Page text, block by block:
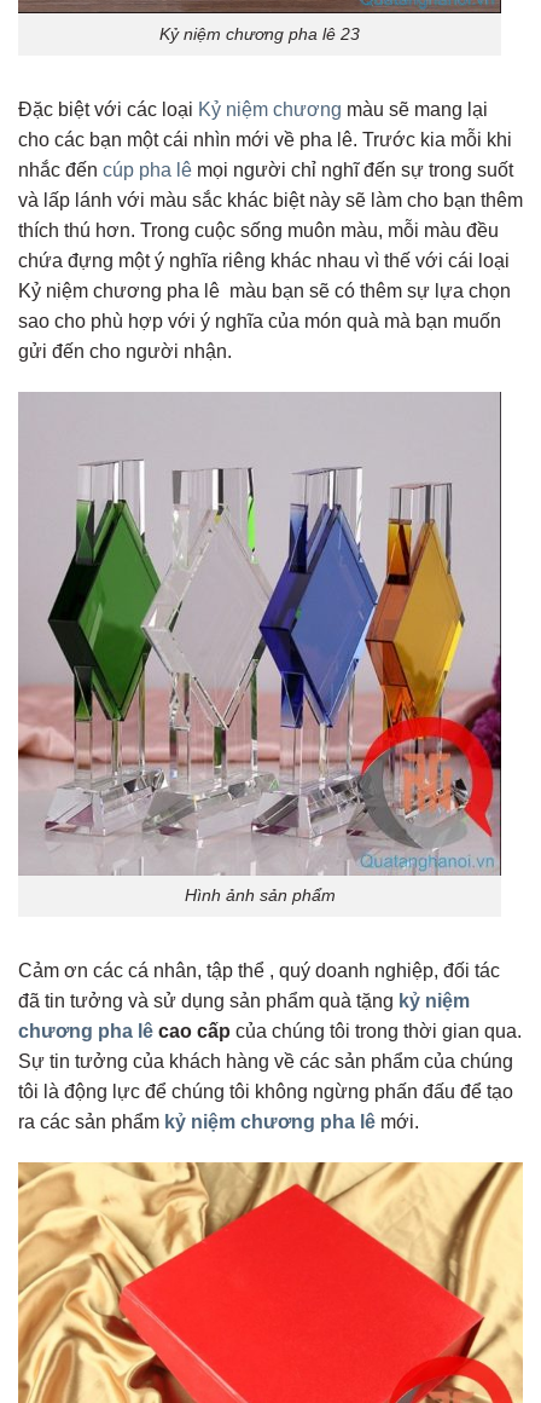
Kỷ niệm chương pha lê 23
Đặc biệt với các loại Kỷ niệm chương màu sẽ mang lại
cho các bạn một cái nhìn mới về pha lê. Trước kia mỗi khi
nhắc đến cúp pha lê mọi người chỉ nghĩ đến sự trong suốt
và lấp lánh với màu sắc khác biệt này sẽ làm cho bạn thêm
thích thú hơn. Trong cuộc sống muôn màu, mỗi màu đều
chứa đựng một ý nghĩa riêng khác nhau vì thế với cái loại
Kỷ niệm chương pha lê màu bạn sẽ có thêm sự lựa chọn
sao cho phù hợp với ý nghĩa của món quà mà bạn muốn
gửi đến cho người nhận.
Hình ảnh sản phẩm
Cảm ơn các cá nhân, tập thể , quý doanh nghiệp, đối tác
đã tin tưởng và sử dụng sản phẩm quà tặng kỷ niệm
chương pha lê cao cấp của chúng tôi trong thời gian qua.
Sự tin tưởng của khách hàng về các sản phẩm của chúng
tôi là động lực để chúng tôi không ngừng phấn đấu để tạo
ra các sản phẩm kỷ niệm chương pha lê mới.